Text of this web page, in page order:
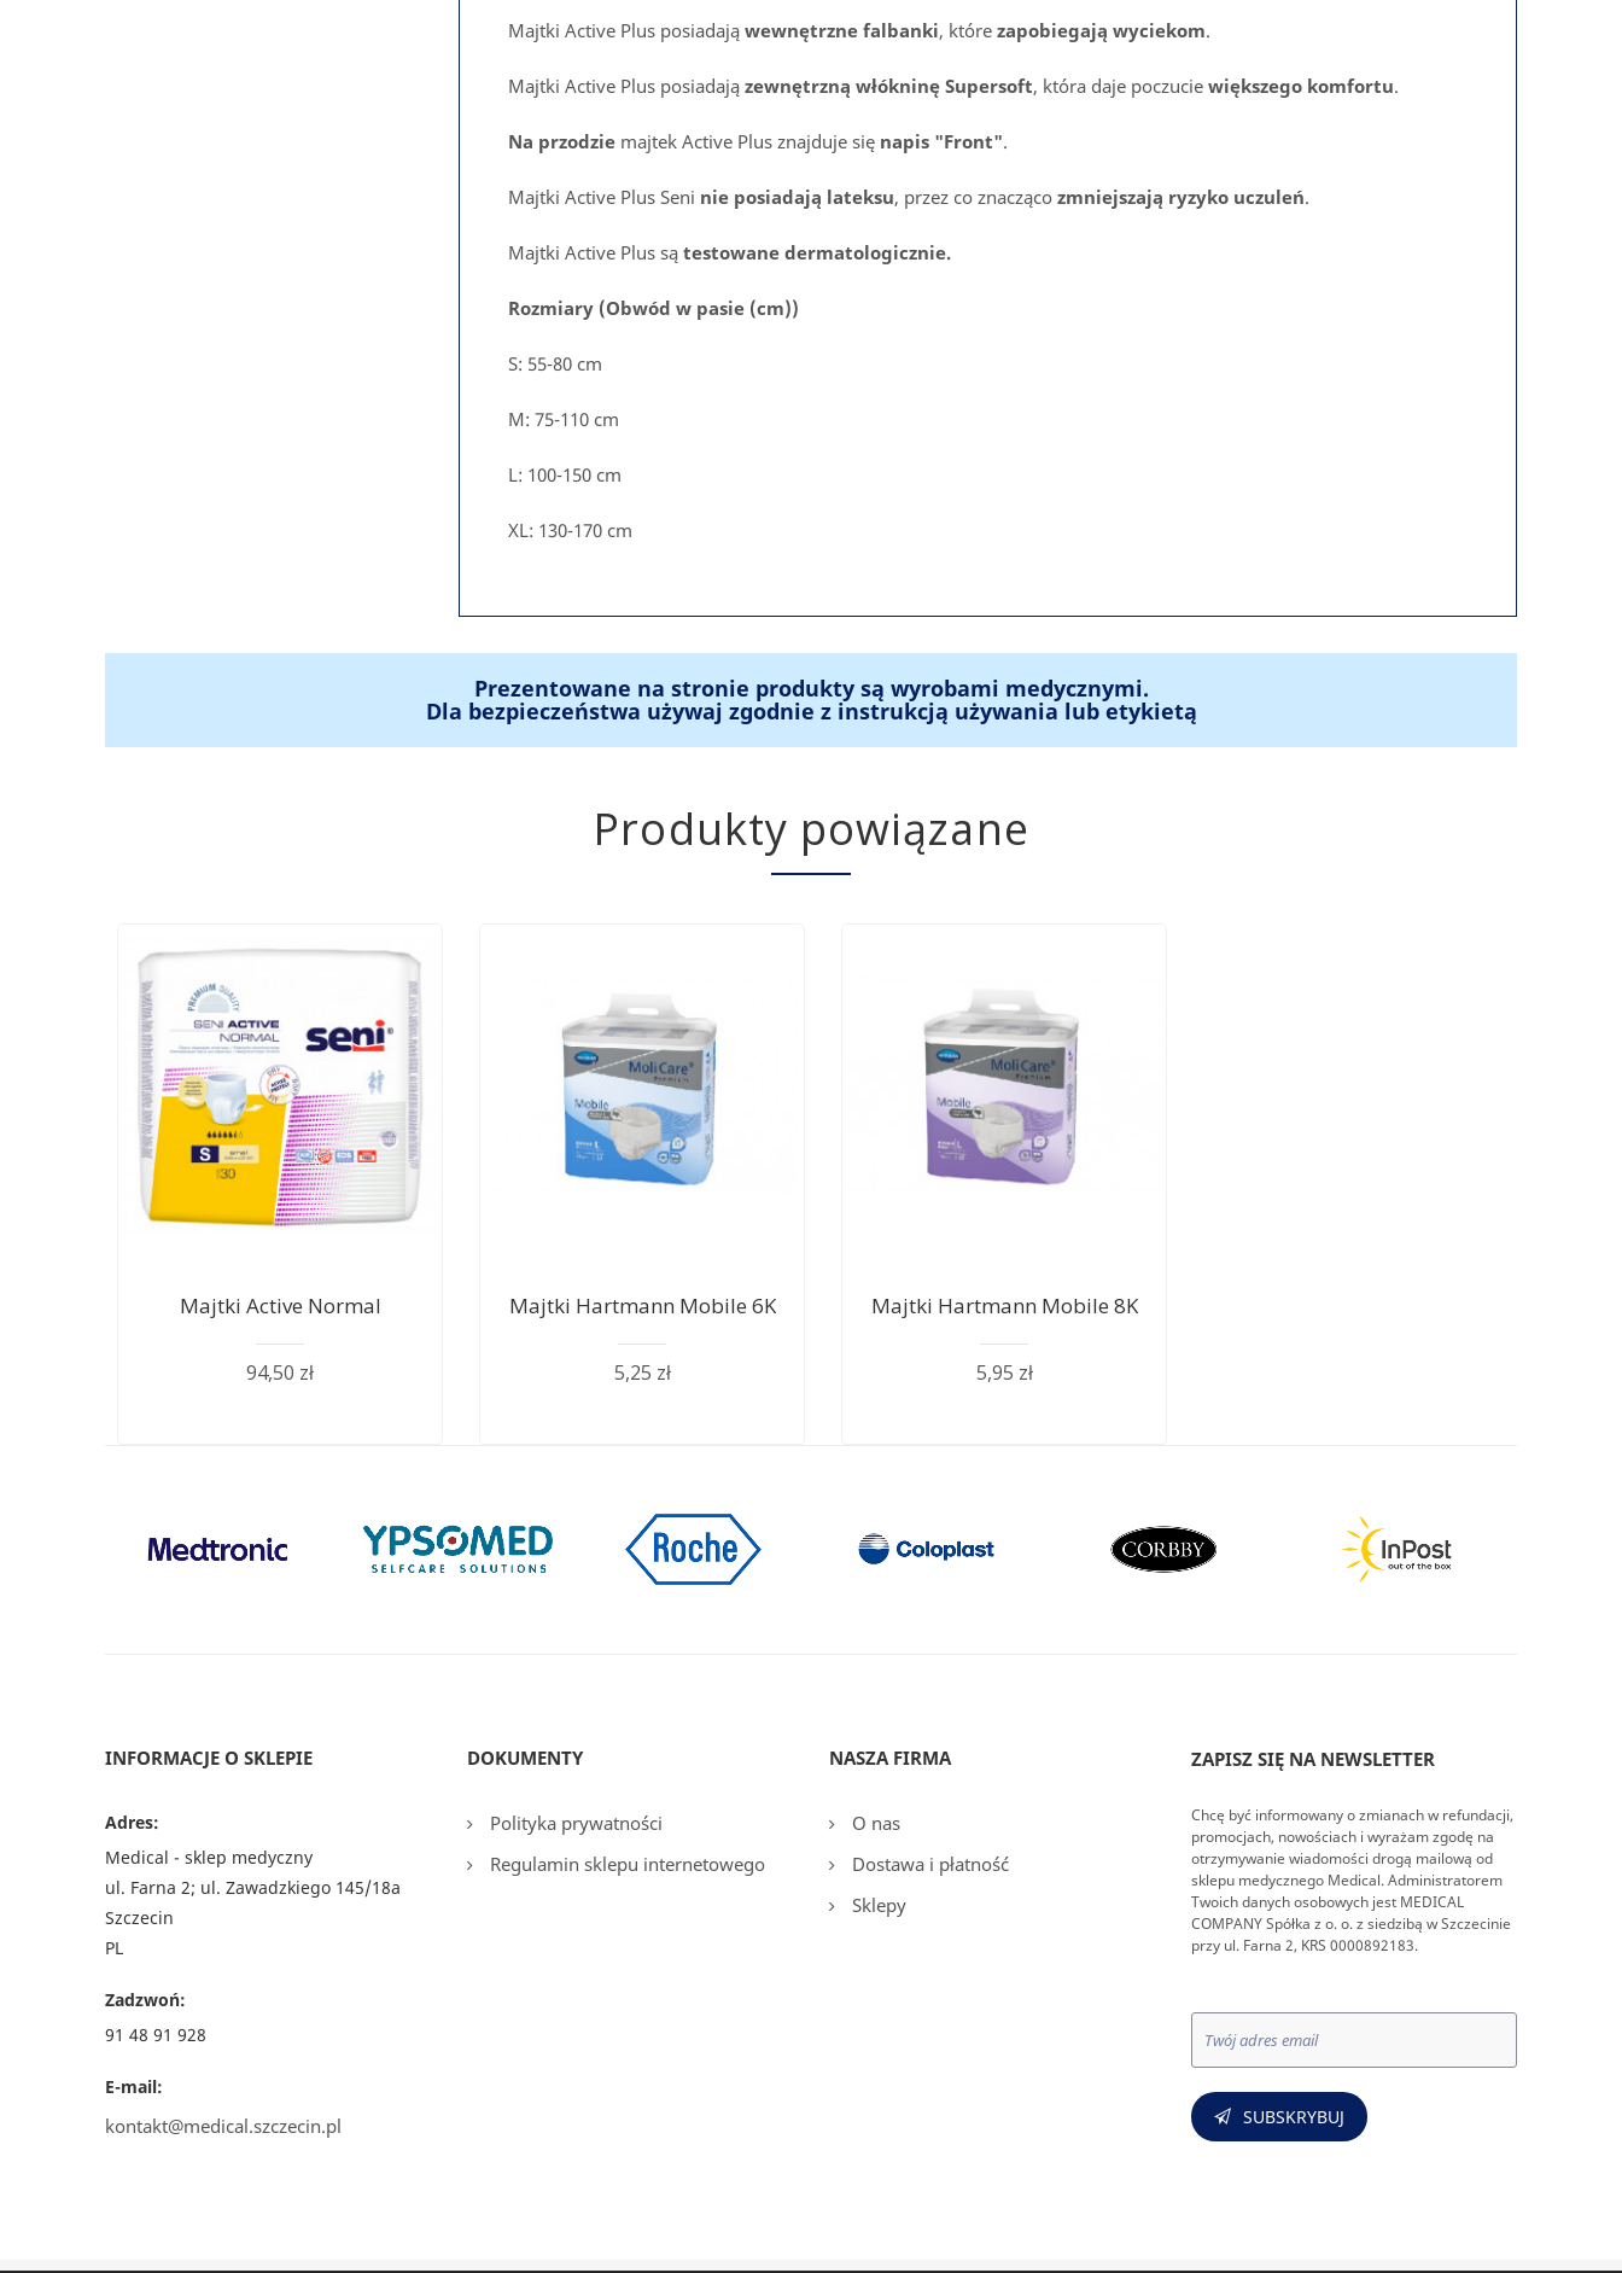
Majtki Active Plus posiadają wewnętrzne falbanki, które zapobiegają wyciekom.
Majtki Active Plus posiadają zewnętrzną włókninę Supersoft, która daje poczucie większego komfortu.
Na przodziemajtek Active Plus znajduje się napis "Front".
Majtki Active Plus Seni nie posiadają lateksu, przez co znacząco zmniejszają ryzyko uczuleń.
Majtki Active Plus sątestowane dermatologicznie.
Rozmiary (Obwód w pasie (cm))
S: 55-80 cm
M: 75-110 cm
L: 100-150 cm
XL: 130-170 cm
Prezentowane na stronie produkty są wyrobami medycznymi.
Dla bezpieczeństwa używaj zgodnie z instrukcją używania lub etykietą
Produkty powiązane
Majtki Active Normal
94,50 zł
Majtki Hartmann Mobile 6K
5,25 zł
Majtki Hartmann Mobile 8K
5,95 zł
INFORMACJE O SKLEPIE
Adres:
Medical - sklep medyczny
ul. Farna 2; ul. Zawadzkiego 145/18a
Szczecin
PL
Zadzwoń:
91 48 91 928
E-mail:
kontakt@medical.szczecin.pl
DOKUMENTY
Polityka prywatności
Regulamin sklepu internetowego
NASZA FIRMA
O nas
Dostawa i płatność
Sklepy
ZAPISZ SIĘ NA NEWSLETTER
Chcę być informowany o zmianach w refundacji,
promocjach, nowościach i wyrażam zgodę na
otrzymywanie wiadomości drogą mailową od
sklepu medycznego Medical. Administratorem
Twoich danych osobowych jest MEDICAL
COMPANY Spółka z o. o. z siedzibą w Szczecinie
przy ul. Farna 2, KRS 0000892183.
SUBSKRYBUJ